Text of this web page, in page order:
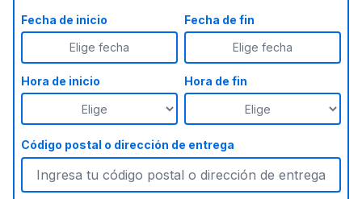
Fecha de inicio
Elige fecha
Fecha de fin
Elige fecha
Hora de inicio Hora de fin
Código postal o dirección de entrega